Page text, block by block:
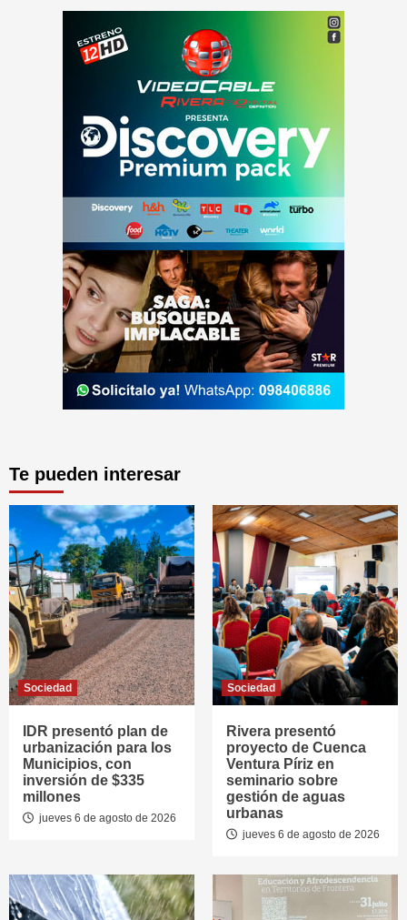
Te pueden interesar
Sociedad
IDR presentó plan de
urbanización para los
Municipios, con
inversión de $335
millones
jueves 6 de agosto de 2026
Sociedad
Rivera presentó
proyecto de Cuenca
Ventura Píriz en
seminario sobre
gestión de aguas
urbanas
jueves 6 de agosto de 2026